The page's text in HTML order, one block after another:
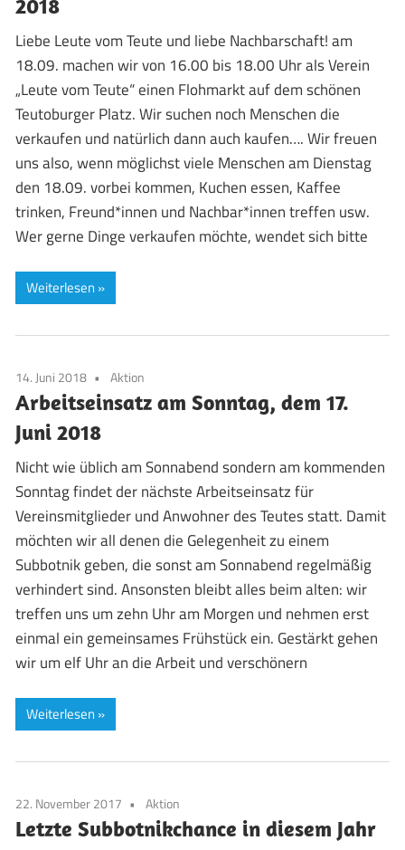
2018
Liebe Leute vom Teute und liebe Nachbarschaft! am
18.09. machen wir von 16.00 bis 18.00 Uhr als Verein
„Leute vom Teute“ einen Flohmarkt auf dem schönen
Teutoburger Platz. Wir suchen noch Menschen die
verkaufen und natürlich dann auch kaufen…. Wir freuen
uns also, wenn möglichst viele Menschen am Dienstag
den 18.09. vorbei kommen, Kuchen essen, Kaffee
trinken, Freund*innen und Nachbar*innen treffen usw.
Wer gerne Dinge verkaufen möchte, wendet sich bitte
Weiterlesen
14. Juni 2018 Aktion
Arbeitseinsatz am Sonntag, dem 17.
Juni 2018
Nicht wie üblich am Sonnabend sondern am kommenden
Sonntag findet der nächste Arbeitseinsatz für
Vereinsmitglieder und Anwohner des Teutes statt. Damit
möchten wir all denen die Gelegenheit zu einem
Subbotnik geben, die sonst am Sonnabend regelmäßig
verhindert sind. Ansonsten bleibt alles beim alten: wir
treffen uns um zehn Uhr am Morgen und nehmen erst
einmal ein gemeinsames Frühstück ein. Gestärkt gehen
wir um elf Uhr an die Arbeit und verschönern
Weiterlesen
22. November 2017 Aktion
Letzte Subbotnikchance in diesem Jahr